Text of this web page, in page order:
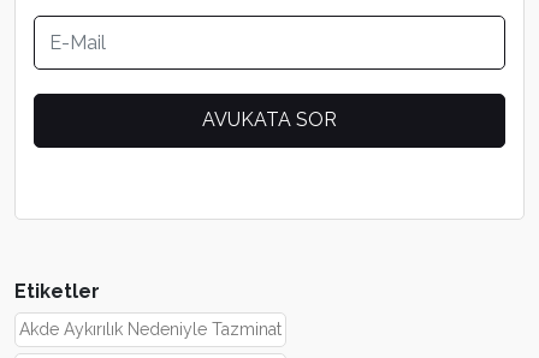
Etiketler
Akde Aykırılık Nedeniyle Tazminat